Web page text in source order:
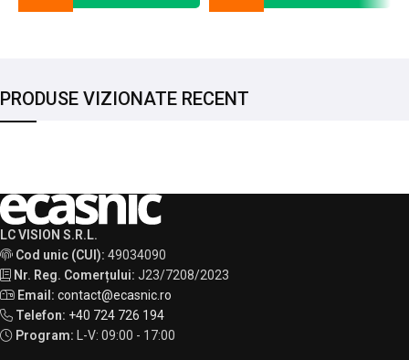
PRODUSE VIZIONATE RECENT
LC VISION S.R.L.
Cod unic (CUI): 49034090
Nr. Reg. Comerțului: J23/7208/2023
Email: contact@ecasnic.ro
Telefon: +40 724 726 194
Program:
L-V: 09:00 - 17:00